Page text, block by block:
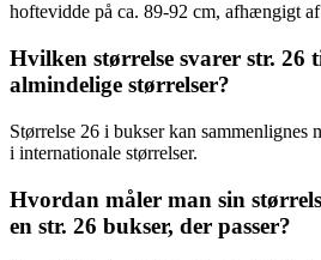
hoftevidde på ca. 89-92 cm, afhængigt
Hvilken størrelse svarer str.
almindelige størrelser?
Størrelse 26 i bukser kan sammenlignes
i internationale størrelser.
Hvordan måler man sin
en str. 26 bukser, der passer?